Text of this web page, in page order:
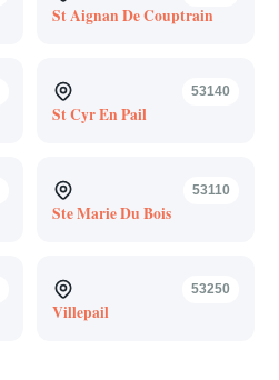
St Aignan De Couptrain
53140
St Cyr En Pail
53110
Ste Marie Du Bois
53250
Villepail